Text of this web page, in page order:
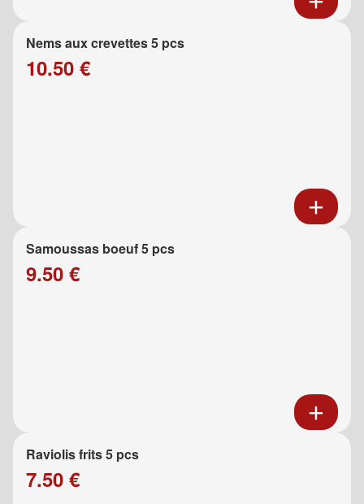
Nems aux crevettes 5 pcs
10.50 €
Samoussas boeuf 5 pcs
9.50 €
Raviolis frits 5 pcs
7.50 €